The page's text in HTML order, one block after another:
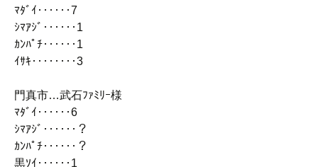
ﾏﾀﾞｲ‥‥‥7
ｼﾏｱｼﾞ‥‥‥1
ｶﾝﾊﾟﾁ‥‥‥1
ｲｻｷ‥‥‥‥3
門真市…武石ﾌｧﾐﾘｰ様
ﾏﾀﾞｲ‥‥‥6
ｼﾏｱｼﾞ‥‥‥？
ｶﾝﾊﾟﾁ‥‥‥？
黒ｿｲ‥‥‥1